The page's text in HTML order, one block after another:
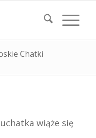
Chatki
wiąże się